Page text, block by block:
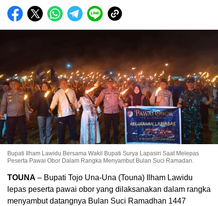
Bupati Ilham Lawidu Bersama Wakil Bupati Surya Lapasiri Saat Melepas
Peserta Pawai Obor Dalam Rangka Menyambut Bulan Suci Ramadan.
TOUNA – Bupati Tojo Una-Una (Touna) Ilham Lawidu
lepas peserta pawai obor yang dilaksanakan dalam rangka
menyambut datangnya Bulan Suci Ramadhan 1447